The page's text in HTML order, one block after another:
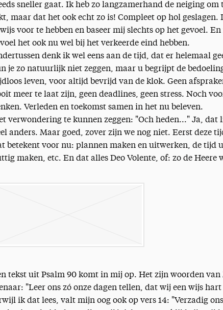
sneller gaat. Ik heb zo langzamerhand de neiging om
maar dat het ook echt zo is! Compleet op hol geslagen.
voor te hebben en baseer mij slechts op het gevoel.
het ook nu wel bij het verkeerde eind hebben.
denk ik wel eens aan de tijd, dat er helemaal
je zo natuurlijk niet zeggen, maar u begrijpt de
leven, voor altijd bevrijd van de klok. Geen
meer te laat zijn, geen deadlines, geen stress. Noch
Verleden en toekomst samen in het nu beleven.
verwondering te kunnen zeggen: "Och heden..." Ja, dat
anders. Maar goed, zover zijn we nog niet. Eerst deze
betekent voor nu: plannen maken en uitwerken, de tijd
maken, etc. En dat alles Deo Volente, of: zo de Heere
tekst uit Psalm 90 komt in mij op. Het zijn woorden van
"Leer ons zó onze dagen tellen, dat wij een wijs
ik dat lees, valt mijn oog ook op vers 14: "Verzadig